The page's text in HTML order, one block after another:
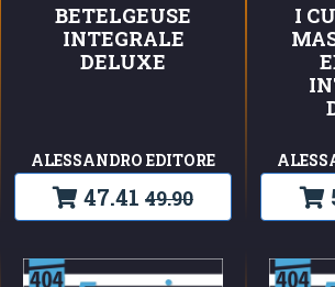
BETELGEUSE
INTEGRALE
DELUXE
ALESSANDRO EDITORE
47.41 49.90
I